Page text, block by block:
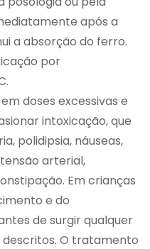
após a
a absorção do ferro.
por
doses excessivas e
intoxicação, que
polidipsia, náuseas,
arterial,
Em crianças
e do
de surgir qualquer
descritos. O tratamento